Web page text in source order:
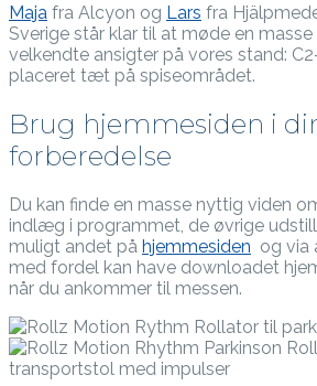
Maja fra Alcyon og Lars fra
Sverige står klar til at møde en
velkendte ansigter på vores stand:
placeret tæt på spiseområdet.
Brug hjemmesiden i
forberedelse
Du kan finde en masse nyttig viden
indlæg i programmet, de øvrige
muligt andet på hjemmesiden og via
med fordel kan have downloadet
når du ankommer til messen.